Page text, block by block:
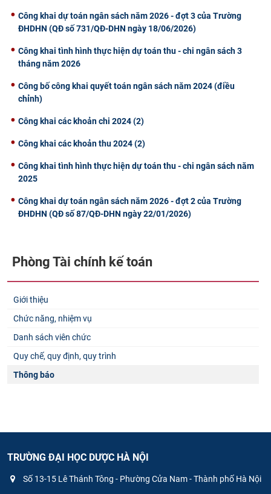
Công khai dự toán ngân sách năm 2026 - đợt 3 của Trường
ĐHDHN (QĐ số 731/QĐ-DHN ngày 18/06/2026)
Công khai tình hình thực hiện dự toán thu - chi ngân sách 3
tháng năm 2026
Công bố công khai quyết toán ngân sách năm 2024 (điều
chỉnh)
Công khai các khoản chi 2024 (2)
Công khai các khoản thu 2024 (2)
Công khai tình hình thực hiện dự toán thu - chi ngân sách năm
2025
Công khai dự toán ngân sách năm 2026 - đợt 2 của Trường
ĐHDHN (QĐ số 87/QĐ-DHN ngày 22/01/2026)
Phòng Tài chính kế toán
Giới thiệu
Chức năng, nhiệm vụ
Danh sách viên chức
Quy chế, quy định, quy trình
Thông báo
TRƯỜNG ĐẠI HỌC DƯỢC HÀ NỘI
Số 13-15 Lê Thánh Tông - Phường Cửa Nam - Thành phố Hà Nội